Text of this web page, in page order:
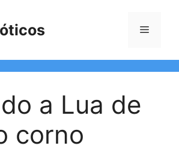
Menu
a Lua de
corno